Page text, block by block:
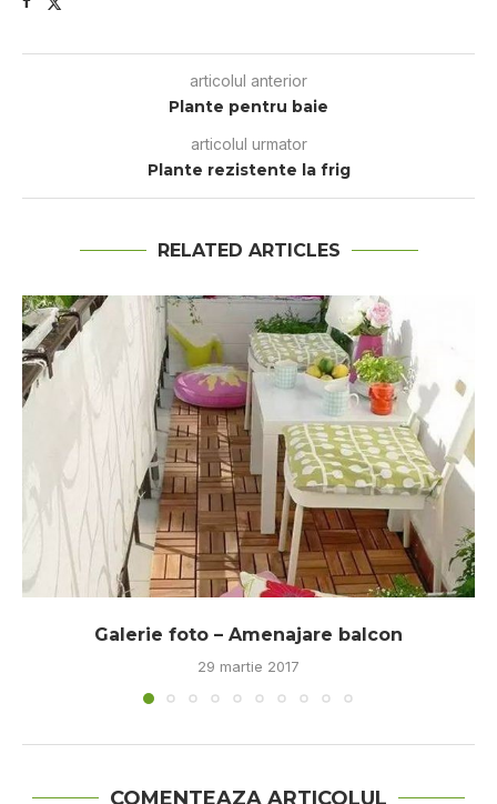
articolul anterior
Plante pentru baie
articolul urmator
Plante rezistente la frig
RELATED ARTICLES
Galerie foto – Amenajare balcon
29 martie 2017
COMENTEAZA ARTICOLUL